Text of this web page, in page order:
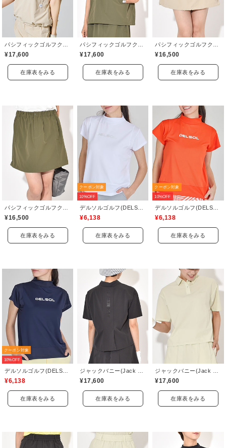
¥17,600
在庫表をみる
¥17,600
在庫表をみる
¥16,500
在庫表をみる
¥16,500
在庫表をみる
クーポン対象
10%OFF
¥6,138
在庫表をみる
クーポン対象
10%OFF
¥6,138
在庫表をみる
クーポン対象
10%OFF
デルソルゴルフ(DELSOL GOLF)
¥6,138
在庫表をみる
ジャックバニー(Jack Bunny)
¥17,600
在庫表をみる
ジャックバニー(Jack Bunny)
¥17,600
在庫表をみる